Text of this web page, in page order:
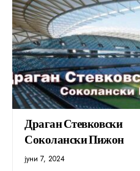
Драган Стевковски
Соколански Пижон
јуни 7, 2024